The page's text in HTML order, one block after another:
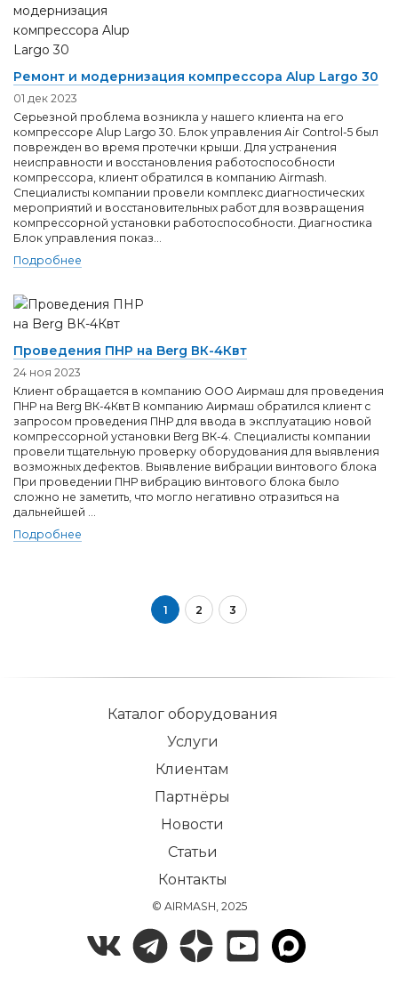
Ремонт и модернизация компрессора Alup Largo 30
01 дек 2023
Серьезной проблема возникла у нашего клиента на его
компрессоре Alup Largo 30. Блок управления Air Control-5 был
поврежден во время протечки крыши. Для устранения
неисправности и восстановления работоспособности
компрессора, клиент обратился в компанию Airmash.
Специалисты компании провели комплекс диагностических
мероприятий и восстановительных работ для возвращения
компрессорной установки работоспособности. Диагностика
Блок управления показ...
Подробнее
Проведения ПНР на Berg ВК-4Квт
24 ноя 2023
Клиент обращается в компанию ООО Аирмаш для проведения
ПНР на Berg ВК-4Квт В компанию Аирмаш обратился клиент с
запросом проведения ПНР для ввода в эксплуатацию новой
компрессорной установки Berg ВК-4. Специалисты компании
провели тщательную проверку оборудования для выявления
возможных дефектов. Выявление вибрации винтового блока
При проведении ПНР вибрацию винтового блока было
сложно не заметить, что могло негативно отразиться на
дальнейшей ...
Подробнее
1 2 3
© AIRMASH, 2025
Каталог оборудования
Услуги
Клиентам
Партнёры
Новости
Статьи
Контакты